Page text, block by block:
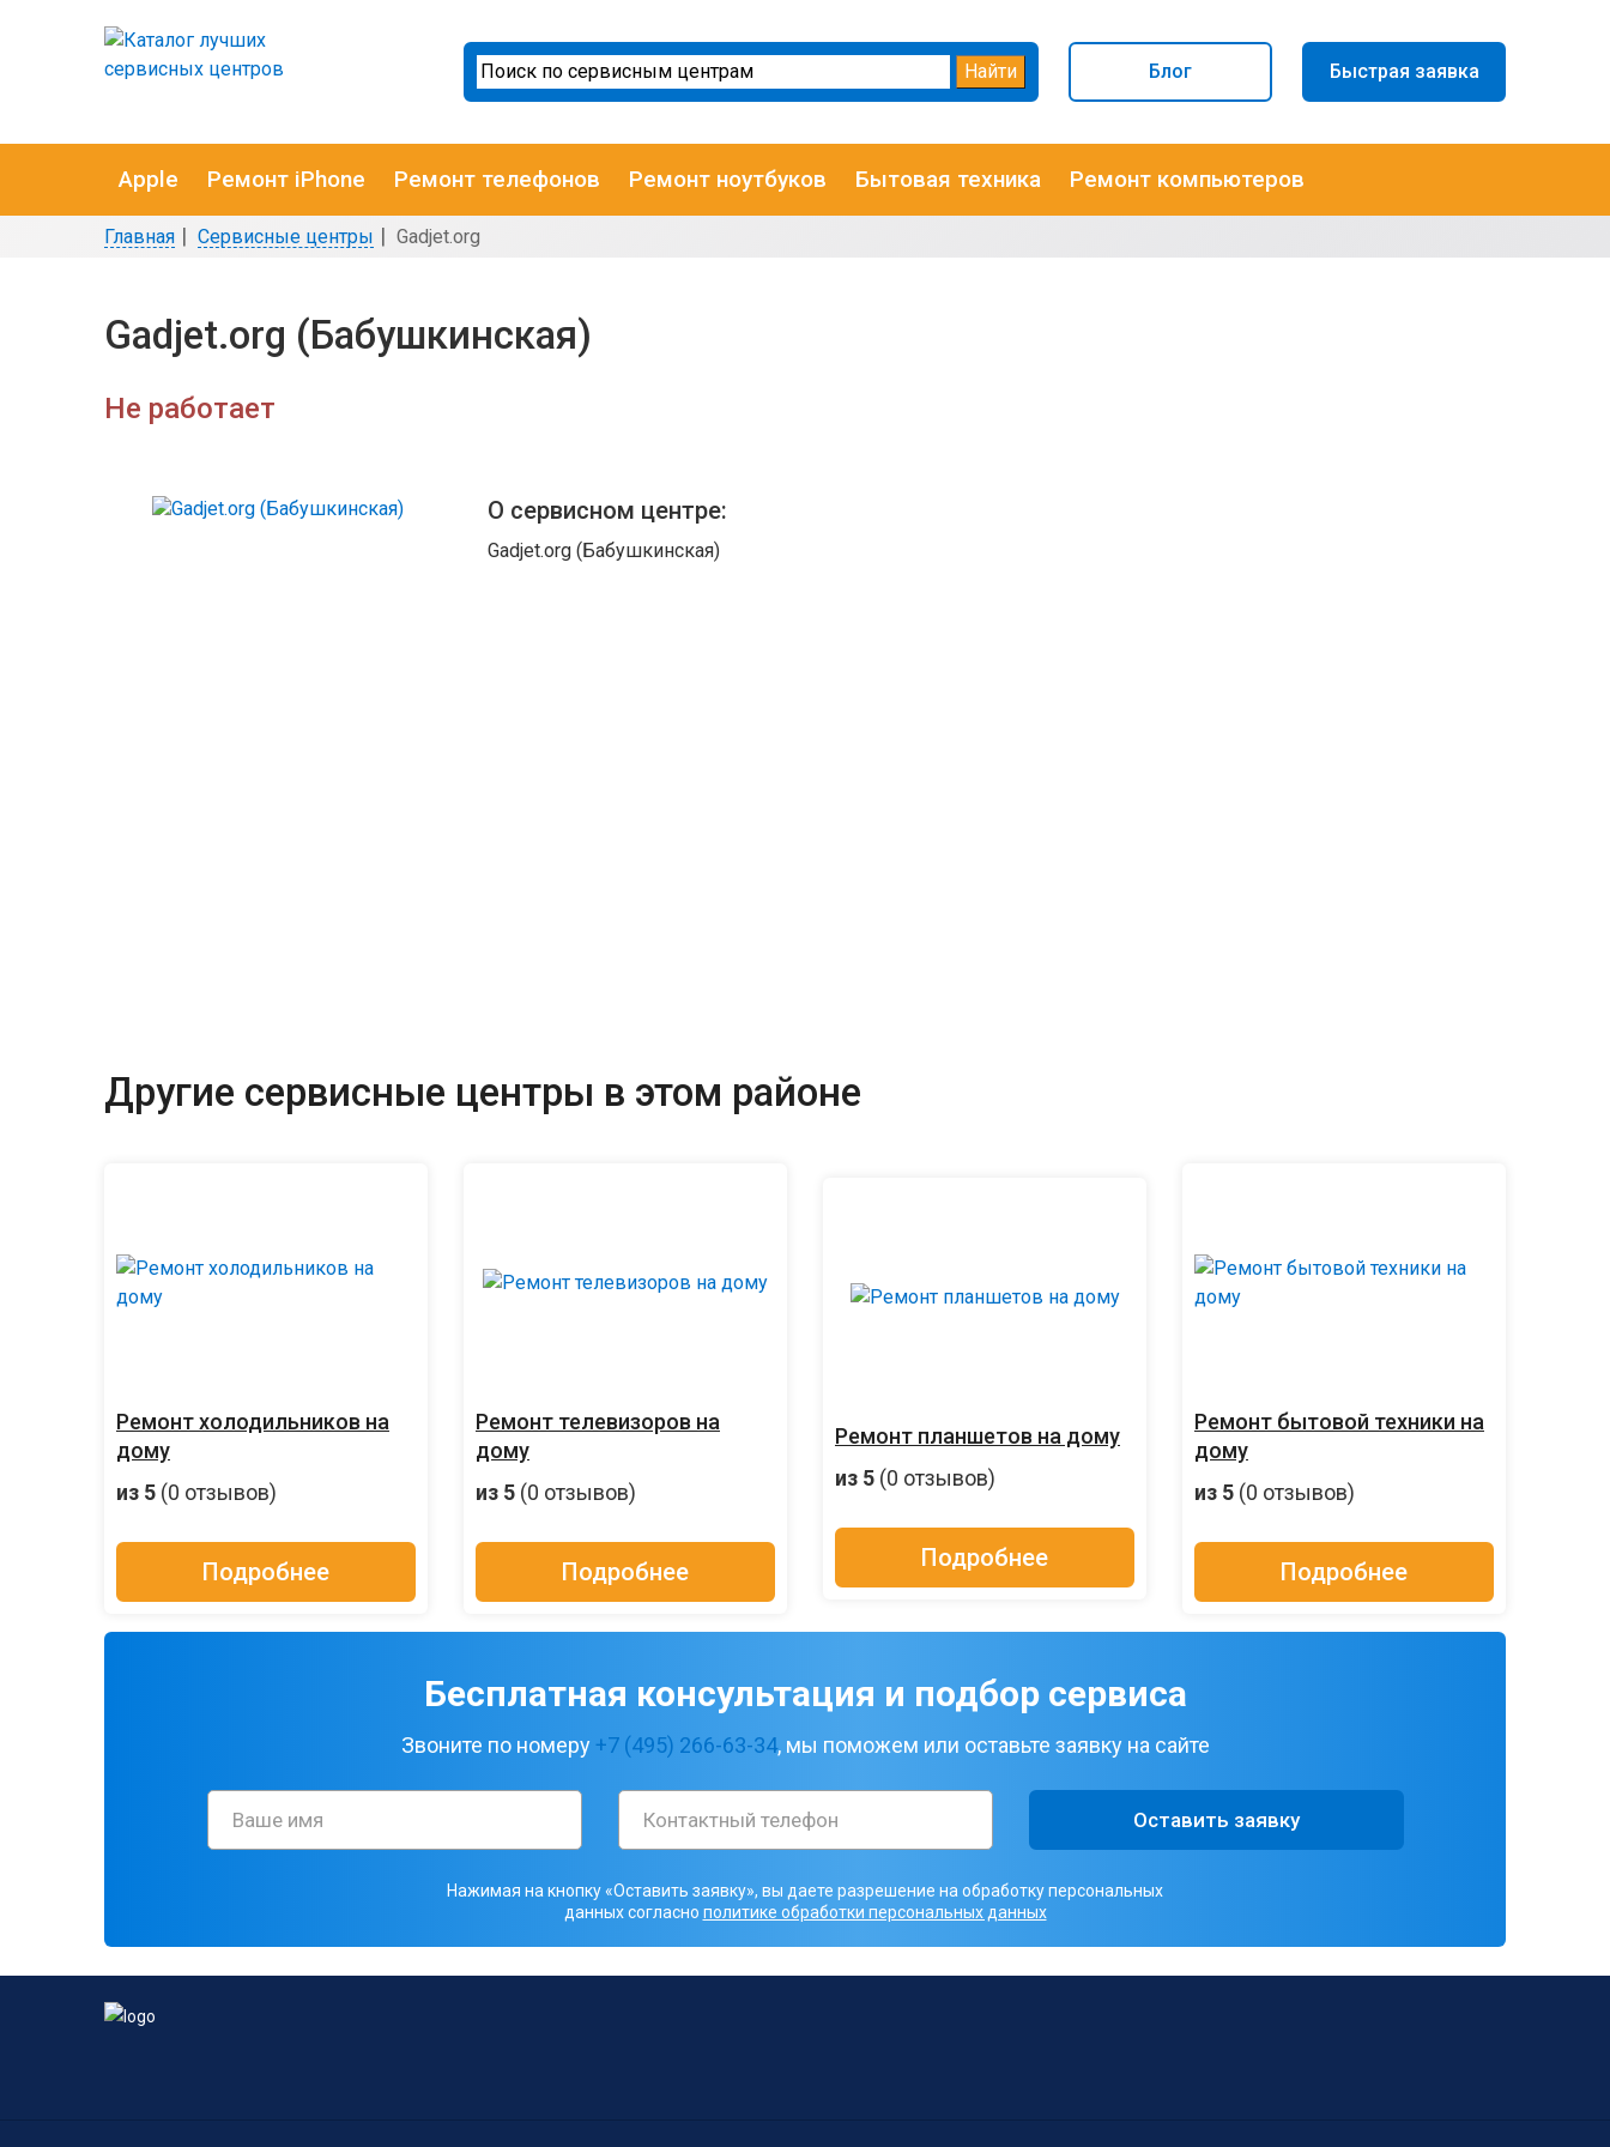
Блог Быстрая заявка
Apple Ремонт iPhone Ремонт телефонов Ремонт ноутбуков Бытовая техника Ремонт компьютеров
Главная Сервисные центры Gadjet.org
Gadjet.org (Бабушкинская)
Не работает
О сервисном центре:
Gadjet.org (Бабушкинская)
Другие сервисные центры в этом районе
Ремонт холодильников на
дому
из 5 (0 отзывов)
Подробнее
Ремонт телевизоров на
дому
из 5 (0 отзывов)
Подробнее
Ремонт планшетов на дому
из 5 (0 отзывов)
Подробнее
Ремонт бытовой техники на
дому
из 5 (0 отзывов)
Подробнее
Бесплатная консультация и подбор сервиса
Звоните по номеру+7 (495) 266-63-34, мы поможем или оставьте заявку на сайте
Оставить заявку
Нажимая на кнопку «Оставить заявку», вы даете разрешение на обработку персональных
данных согласно политике обработки персональных данных